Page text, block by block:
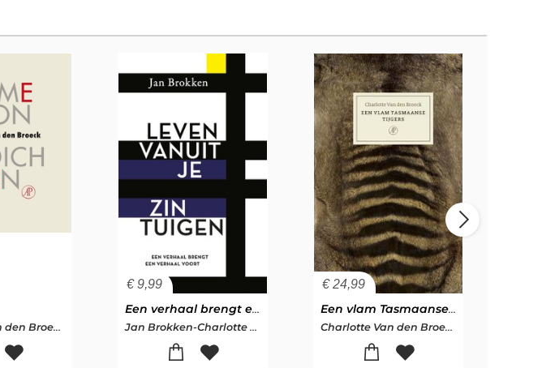
Charlotte van den Broeck
€9,99
Een verhaal brengt een verhaal voort
Jan Brokken-Charlotte Van den Broeck
€24,99
Een vlam Tasmaanse tijgers
Charlotte Van den Broeck